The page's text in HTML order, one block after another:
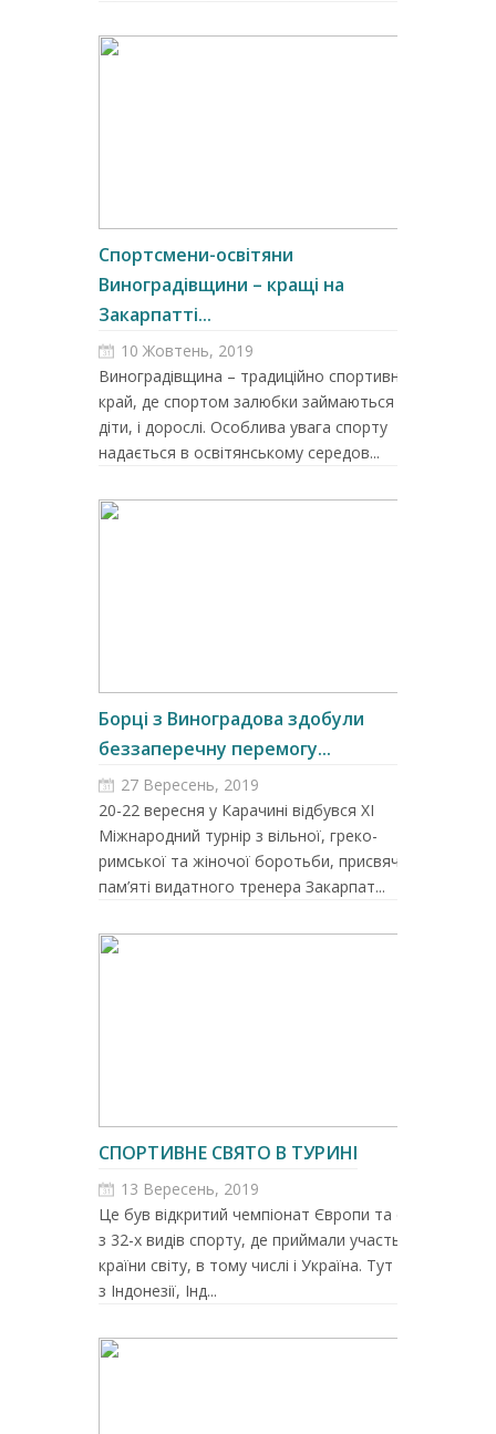
Спортсмени-освітяни
Виноградівщини – кращі на
Закарпатті...
10 Жовтень, 2019
Виноградівщина – традиційно спортивний
край, де спортом залюбки займаються і
діти, і дорослі. Особлива увага спорту
надається в освітянському середов...
Борці з Виноградова здобули
беззаперечну перемогу...
27 Вересень, 2019
20-22 вересня у Карачині відбувся ХI
Міжнародний турнір з вільної, греко-
римської та жіночої боротьби, присвячений
пам’яті видатного тренера Закарпат...
СПОРТИВНЕ СВЯТО В ТУРИНІ
13 Вересень, 2019
Це був відкритий чемпіонат Європи та світу
з 32-х видів спорту, де приймали участь 52
країни світу, в тому числі і Україна. Тут були
з Індонезії, Інд...